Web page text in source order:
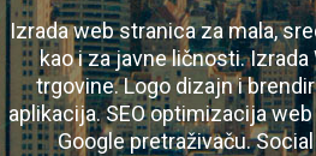
Izrada web stranica za mala,
kao i za javne ličnosti. Izrada
trgovine. Logo dizajn i
aplikacija. SEO optimizacija
Google pretraživaču.